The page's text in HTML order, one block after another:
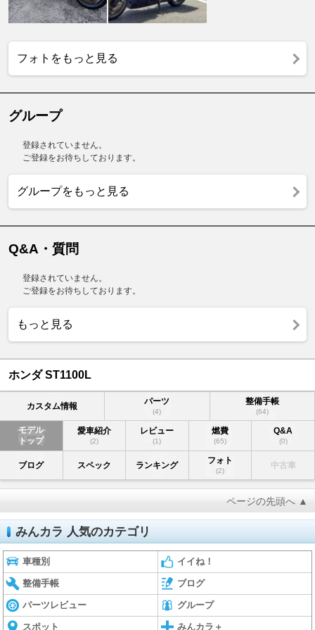
フォトをもっと見る
グループ
登録されていません。
ご登録をお待ちしております。
グループをもっと見る
Q&A・質問
登録されていません。
ご登録をお待ちしております。
もっと見る
ホンダ ST1100L
カスタム情報 パーツ
(4)
整備手帳
(64)
モデル
トップ
愛車紹介
(2)
レビュー
(1)
燃費
(65)
Q&A
(0)
ブログ スペック ランキング フォト
(2)
中古車
ページの先頭へ ▲
みんカラ 人気のカテゴリ
車種別 イイね！
整備手帳 ブログ
パーツレビュー グループ
スポット みんカラ＋